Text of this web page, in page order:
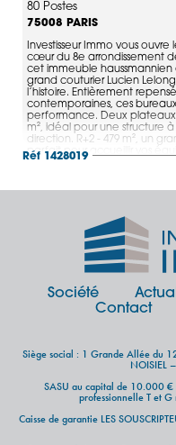
80 Postes
75008 PARIS
Investisseur Immo vous
cœur du 8e arrondissement
cet immeuble haussmannien
grand couturier Lucien
l’histoire. Entièrement
contemporaines, ces
performance. Deux plateaux
m², idéal pour une structure
direction. R+2 - 479 m², un
parfait pour accueillir vos
l’Olympia, le musée du Jeu
Réf 1428019
Société
Contact
Siège social : 1 Grande Allée du
NOISIEL
SASU au capital de 10.000
professionnelle T et
Caisse de garantie LES